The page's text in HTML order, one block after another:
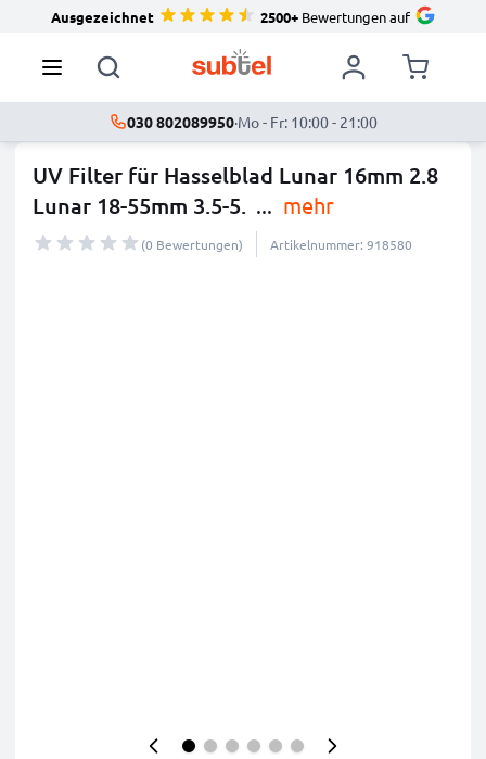
Ausgezeichnet 2500+Bewertungen auf
030 802089950·Mo - Fr: 10:00 - 21:00
UV Filter für Hasselblad Lunar 16mm 2.8
Lunar 18-55mm 3.5-5. ... mehr
(0 Bewertungen) Artikelnummer: 918580